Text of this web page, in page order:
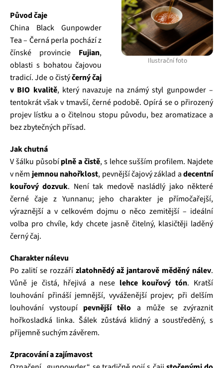
Ilustrační foto
Původ čaje
China Black Gunpowder
Tea – Černá perla pochází z
čínské provincie Fujian,
oblasti s bohatou čajovou
tradicí. Jde o čistýčerný čaj
v BIO kvalitě, který navazuje na známý styl gunpowder –
tentokrát však v tmavší, černé podobě. Opírá se o přirozený
projev lístku a o čitelnou stopu původu, bez aromatizace a
bez zbytečných přísad.
Jak chutná
V šálku působíplně a čistě, s lehce sušším profilem. Najdete
v něm jemnou nahořklost, pevnější čajový základ adecentní
kouřový dozvuk. Není tak medově nasládlý jako některé
černé čaje z Yunnanu; jeho charakter je přímočařejší,
výraznější a v celkovém dojmu o něco zemitější – ideální
volba pro chvíle, kdy chcete jasně čitelný, klasičtěji laděný
černý čaj.
Charakter nálevu
Po zalití se rozzáří zlatohnědý až jantarově měděný nálev.
Vůně je čistá, hřejivá a nese lehce kouřový tón. Kratší
louhování přináší jemnější, vyváženější projev; při delším
louhování vystoupí pevnější tělo a může se zvýraznit
hořkosladká linka. Šálek zůstává klidný a soustředěný, s
příjemně suchým závěrem.
Zpracování a zajímavost